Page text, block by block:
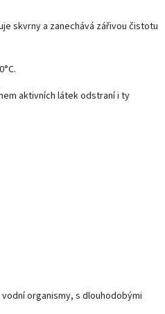
skvrny a zanechává zářivou čistotu
aktivních látek odstraní i ty
organismy, s dlouhodobými